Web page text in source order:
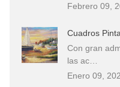
Febrero 09,
Cuadros
Con gran
las ac…
Enero 09,